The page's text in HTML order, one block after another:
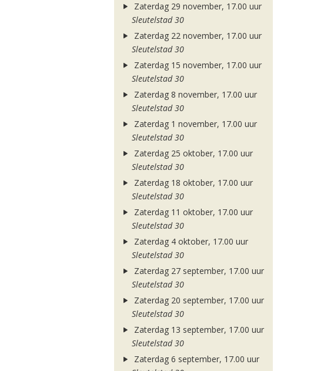
Zaterdag 29 november, 17.00 uur
Sleutelstad 30
Zaterdag 22 november, 17.00 uur
Sleutelstad 30
Zaterdag 15 november, 17.00 uur
Sleutelstad 30
Zaterdag 8 november, 17.00 uur
Sleutelstad 30
Zaterdag 1 november, 17.00 uur
Sleutelstad 30
Zaterdag 25 oktober, 17.00 uur
Sleutelstad 30
Zaterdag 18 oktober, 17.00 uur
Sleutelstad 30
Zaterdag 11 oktober, 17.00 uur
Sleutelstad 30
Zaterdag 4 oktober, 17.00 uur
Sleutelstad 30
Zaterdag 27 september, 17.00 uur
Sleutelstad 30
Zaterdag 20 september, 17.00 uur
Sleutelstad 30
Zaterdag 13 september, 17.00 uur
Sleutelstad 30
Zaterdag 6 september, 17.00 uur